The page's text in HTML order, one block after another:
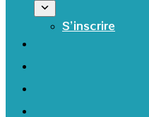
S’inscrire